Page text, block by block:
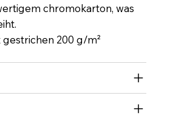
chromokarton, was
200 g/m²